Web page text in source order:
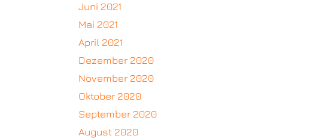
Juni 2021
Mai 2021
April 2021
Dezember 2020
November 2020
Oktober 2020
September 2020
August 2020